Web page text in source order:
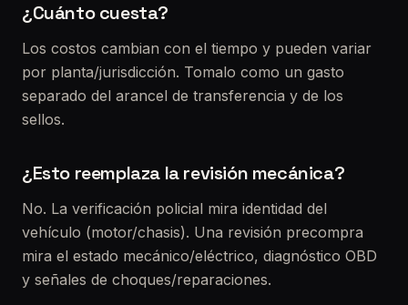
¿Cuánto cuesta?
Los costos cambian con el tiempo y pueden variar
por planta/jurisdicción. Tomalo como un gasto
separado del arancel de transferencia y de los
sellos.
¿Esto reemplaza la revisión mecánica?
No. La verificación policial mira identidad del
vehículo (motor/chasis). Una revisión precompra
mira el estado mecánico/eléctrico, diagnóstico OBD
y señales de choques/reparaciones.